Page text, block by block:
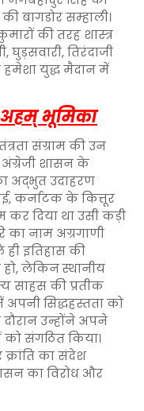
बागडोर सम्हाली।
की तरह शास्त्र
घुड़सवारी, तिरंदाजी
हमेशा युद्ध मैदान में
अहम् भूमिका
संग्राम की उन
अंग्रेजी शासन के
अद्भुत उदाहरण
कर्नाटक के कित्तूर
दिया था उसी कड़ी
का नाम अग्रगाणी
इतिहास की
लेकिन स्थानीय
की प्रतीक
सिद्धहस्तता को
दौरान उन्होंने अपने
को संगठित किया।
का संदेश
का विरोध और